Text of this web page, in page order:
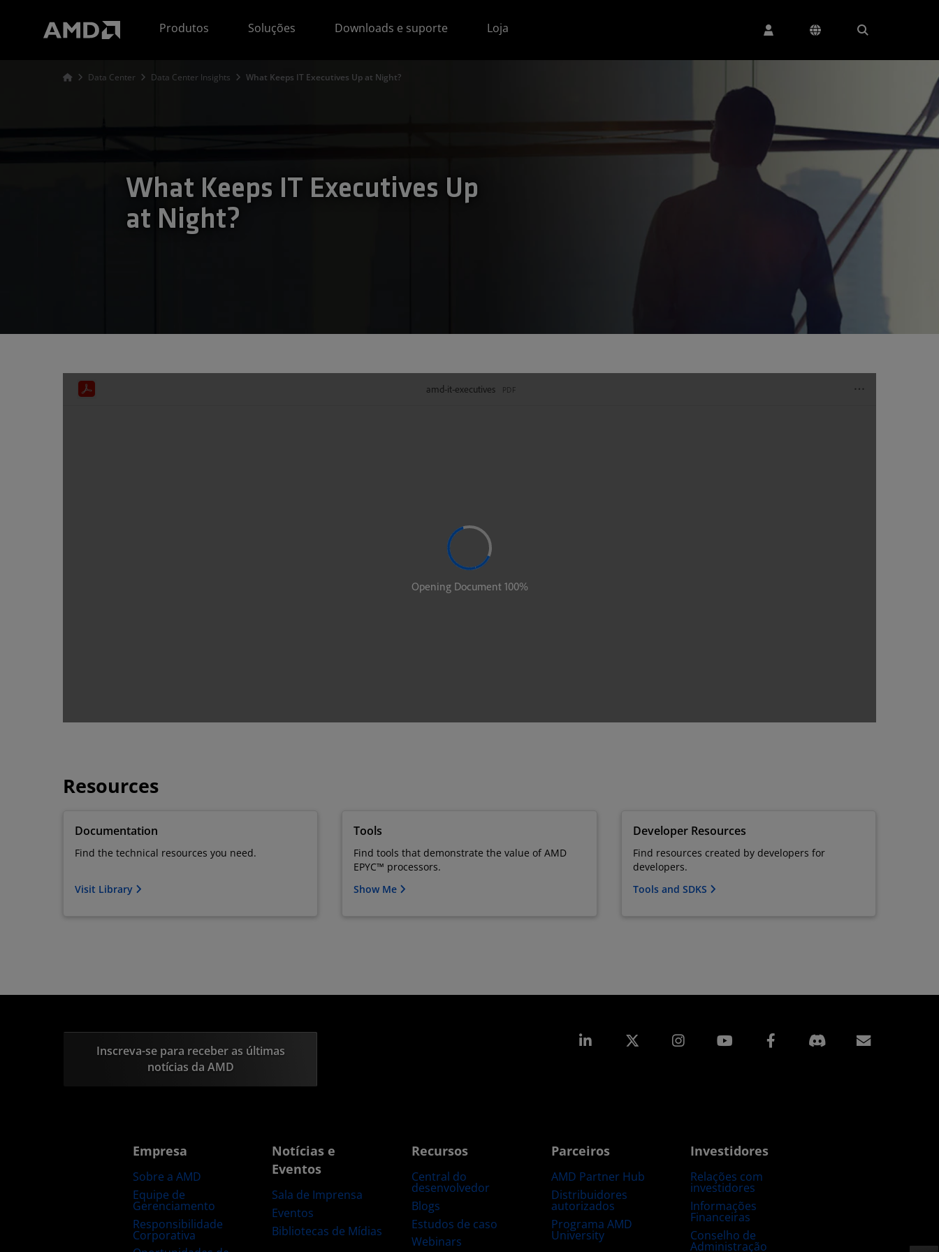
Produtos
Soluções Downloads e suporte Loja
Data Center Data Center Insights What Keeps IT Executives Up at Night?
What Keeps IT Executives Up
at Night?
Resources
Documentation
Find the technical resources you need.
Visit Library
Tools
Find tools that demonstrate the value of AMD
EPYC™ processors.
Show Me
Developer Resources
Find resources created by developers for
developers.
Tools and SDKS
Inscreva-se para receber as últimas
notícias da AMD
Linkedin Instagram Facebook
Empresa
Sobre a AMD
Equipe de
Gerenciamento
Responsibilidade
Corporativa
Notícias e
Eventos
Sala de Imprensa
Eventos
Bibliotecas de Mídias
Recursos
Central do
desenvolvedor
Blogs
Estudos de caso
Webinars
Parceiros
AMD Partner Hub
Distribuidores
autorizados
Programa AMD
University
Investidores
Relações com
investidores
Informações
Financeiras
Conselho de
Administração